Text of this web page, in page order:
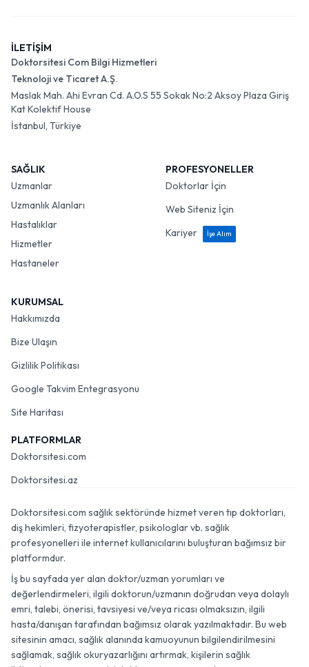
İLETİŞİM
Doktorsitesi Com Bilgi Hizmetleri
Teknoloji ve Ticaret A.Ş.
Maslak Mah. Ahi Evran Cd. A.O.S 55 Sokak No:2 Aksoy Plaza Giriş
Kat Kolektif House
İstanbul, Türkiye
SAĞLIK
Uzmanlar
Uzmanlık Alanları
Hastalıklar
Hizmetler
Hastaneler
PROFESYONELLER
Doktorlar İçin
Web Siteniz İçin
Kariyer
İşe Alım
KURUMSAL
Hakkımızda
Bize Ulaşın
Gizlilik Politikası
Google Takvim Entegrasyonu
Site Haritası
PLATFORMLAR
Doktorsitesi.com
Doktorsitesi.az
Doktorsitesi.com sağlık sektöründe hizmet veren tıp doktorları,
diş hekimleri, fizyoterapistler, psikologlar vb. sağlık
profesyonelleri ile internet kullanıcılarını buluşturan bağımsız bir
platformdur.
İş bu sayfada yer alan doktor/uzman yorumları ve
değerlendirmeleri, ilgili doktorun/uzmanın doğrudan veya dolaylı
emri, talebi, önerisi, tavsiyesi ve/veya ricası olmaksızın, ilgili
hasta/danışan tarafından bağımsız olarak yazılmaktadır. Bu web
sitesinin amacı, sağlık alanında kamuoyunun bilgilendirilmesini
sağlamak, sağlık okuryazarlığını artırmak, kişilerin sağlık